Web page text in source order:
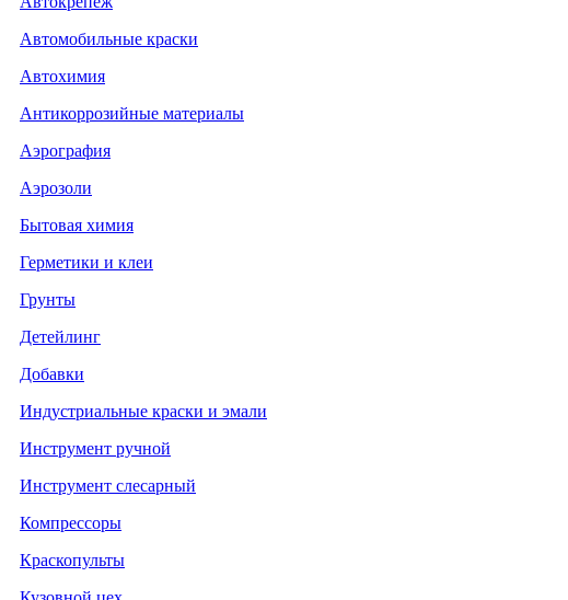
Автомобильные краски
Автохимия
Антикоррозийные материалы
Аэрография
Аэрозоли
Бытовая химия
Герметики и клеи
Грунты
Детейлинг
Добавки
Индустриальные краски и эмали
Инструмент ручной
Инструмент слесарный
Компрессоры
Краскопульты